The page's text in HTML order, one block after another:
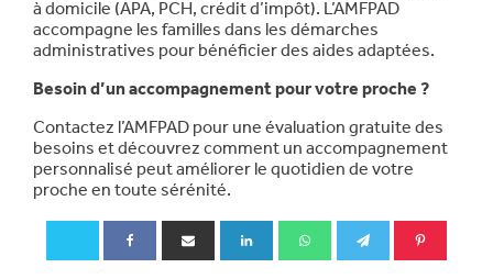
à domicile (APA, PCH, crédit d’impôt). L’AMFPAD
accompagne les familles dans les démarches
administratives pour bénéficier des aides adaptées.
Besoin d’un accompagnement pour votre proche ?
Contactez l’AMFPAD pour une évaluation gratuite des
besoins et découvrez comment un accompagnement
personnalisé peut améliorer le quotidien de votre
proche en toute sérénité.